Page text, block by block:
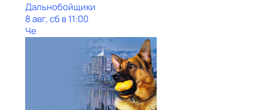
Дальнобойщики
8 авг, сб в 11:00
Че